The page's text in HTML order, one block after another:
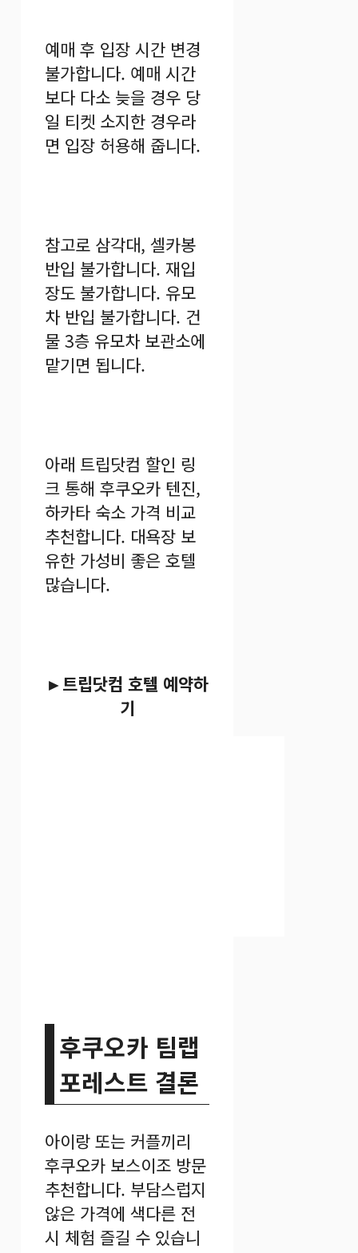
예매 후 입장 시간 변경
불가합니다. 예매 시간
보다 다소 늦을 경우 당
일 티켓 소지한 경우라
면 입장 허용해 줍니다.
참고로 삼각대, 셀카봉
반입 불가합니다. 재입
장도 불가합니다. 유모
차 반입 불가합니다. 건
물 3층 유모차 보관소에
맡기면 됩니다.
아래 트립닷컴 할인 링
크 통해 후쿠오카 텐진,
하카타 숙소 가격 비교
추천합니다. 대욕장 보
유한 가성비 좋은 호텔
많습니다.
►트립닷컴 호텔 예약하
기
후쿠오카 팀랩
포레스트 결론
아이랑 또는 커플끼리
후쿠오카 보스이조 방문
추천합니다. 부담스럽지
않은 가격에 색다른 전
시 체험 즐길 수 있습니